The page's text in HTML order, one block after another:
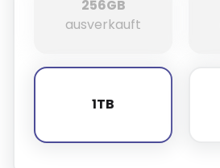
256GB
ausverkauft
256GB
1TB
1TB